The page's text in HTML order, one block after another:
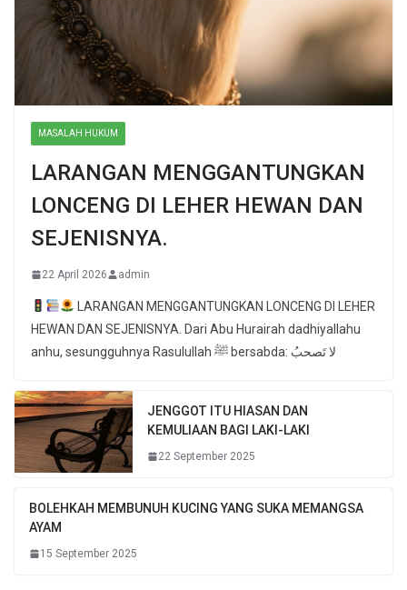
MASALAH HUKUM
LARANGAN MENGGANTUNGKAN
LONCENG DI LEHER HEWAN DAN
SEJENISNYA.
22 April 2026 admin
LARANGAN MENGGANTUNGKAN LONCENG DI LEHER
HEWAN DAN SEJENISNYA. Dari Abu Hurairah dadhiyallahu
anhu, sesungguhnya Rasulullah ﷺ bersabda: لا تَصحبُ
JENGGOT ITU HIASAN DAN
KEMULIAAN BAGI LAKI-LAKI
22 September 2025
BOLEHKAH MEMBUNUH KUCING YANG SUKA MEMANGSA
AYAM
15 September 2025